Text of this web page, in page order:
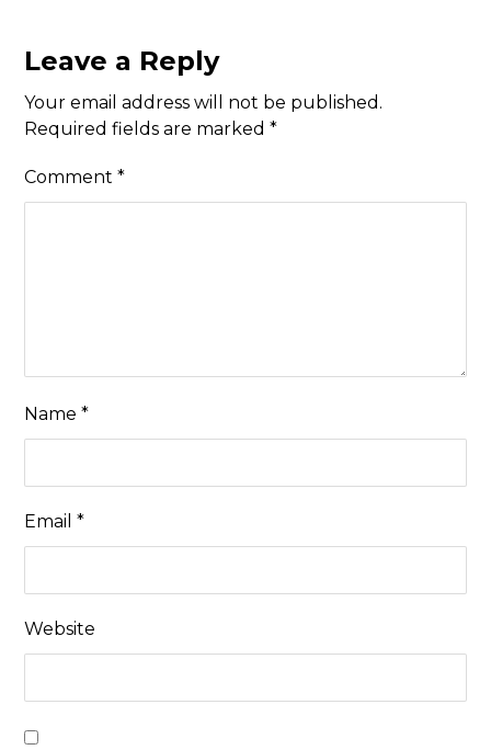
Leave a Reply
Your email address will not be published.
Required fields are marked*
Comment*
Name*
Email*
Website